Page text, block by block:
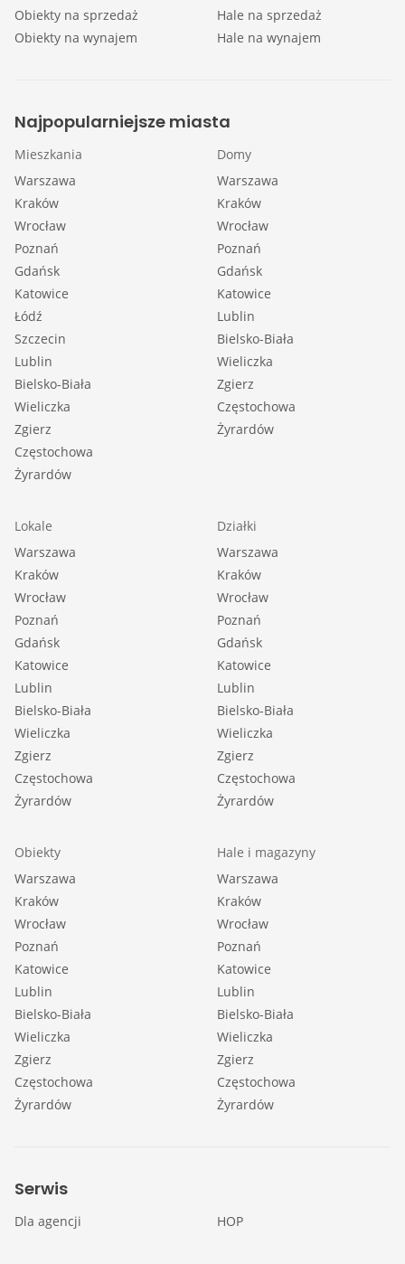
Obiekty na sprzedaż
Obiekty na wynajem
Hale na sprzedaż
Hale na wynajem
Najpopularniejsze miasta
Mieszkania
Warszawa
Kraków
Wrocław
Poznań
Gdańsk
Katowice
Łódź
Szczecin
Lublin
Bielsko-Biała
Wieliczka
Zgierz
Częstochowa
Żyrardów
Domy
Warszawa
Kraków
Wrocław
Poznań
Gdańsk
Katowice
Lublin
Bielsko-Biała
Wieliczka
Zgierz
Częstochowa
Żyrardów
Lokale
Warszawa
Kraków
Wrocław
Poznań
Gdańsk
Katowice
Lublin
Bielsko-Biała
Wieliczka
Zgierz
Częstochowa
Żyrardów
Działki
Warszawa
Kraków
Wrocław
Poznań
Gdańsk
Katowice
Lublin
Bielsko-Biała
Wieliczka
Zgierz
Częstochowa
Żyrardów
Obiekty
Warszawa
Kraków
Wrocław
Poznań
Katowice
Lublin
Bielsko-Biała
Wieliczka
Zgierz
Częstochowa
Żyrardów
Hale i magazyny
Warszawa
Kraków
Wrocław
Poznań
Katowice
Lublin
Bielsko-Biała
Wieliczka
Zgierz
Częstochowa
Żyrardów
Serwis
Dla agencji HOP